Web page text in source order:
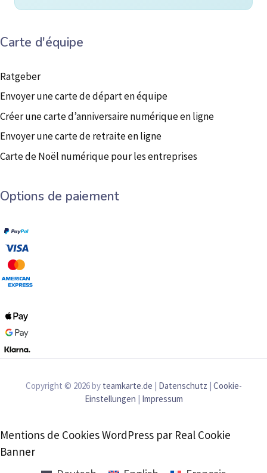
Carte d'équipe
Ratgeber
Envoyer une carte de départ en équipe
Créer une carte d’anniversaire numérique en ligne
Envoyer une carte de retraite en ligne
Carte de Noël numérique pour les entreprises
Options de paiement
Copyright © 2026 by teamkarte.de | Datenschutz | Cookie-
Einstellungen | Impressum
Mentions de Cookies WordPress par Real Cookie
Banner